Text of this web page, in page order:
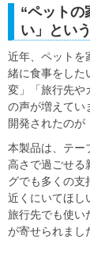
“ペットの
い」とい
近年、ペットを
緒に食事をした
変」「旅行先や
の声が増えてい
開発されたのが
本製品は、テー
高さで過ごせる
グでも多くの支
近くにいてほし
旅行先でも使い
が寄せられまし